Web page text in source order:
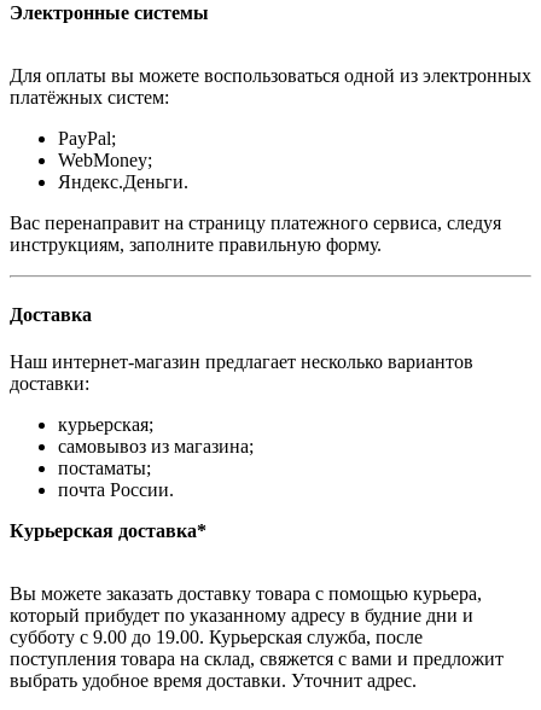
Электронные системы
Для оплаты вы можете воспользоваться одной из электронных
платёжных систем:
PayPal;
WebMoney;
Яндекс.Деньги.
Вас перенаправит на страницу платежного сервиса, следуя
инструкциям, заполните правильную форму.
Доставка
Наш интернет-магазин предлагает несколько вариантов
доставки:
курьерская;
самовывоз из магазина;
постаматы;
почта России.
Курьерская доставка*
Вы можете заказать доставку товара с помощью курьера,
который прибудет по указанному адресу в будние дни и
субботу с 9.00 до 19.00. Курьерская служба, после
поступления товара на склад, свяжется с вами и предложит
выбрать удобное время доставки. Уточнит адрес.